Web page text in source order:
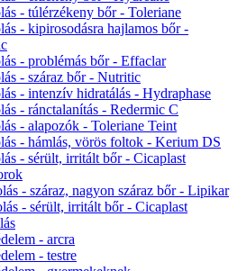
- túlérzékeny bőr - Toleriane
- kipirosodásra hajlamos bőr -
- problémás bőr - Effaclar
- száraz bőr - Nutritic
- intenzív hidratálás - Hydraphase
- ránctalanítás - Redermic C
- alapozók - Toleriane Teint
- hámlás, vörös foltok - Kerium DS
- sérült, irritált bőr - Cicaplast
- száraz, nagyon száraz bőr - Lipikar
- sérült, irritált bőr - Cicaplast
- arcra
- testre